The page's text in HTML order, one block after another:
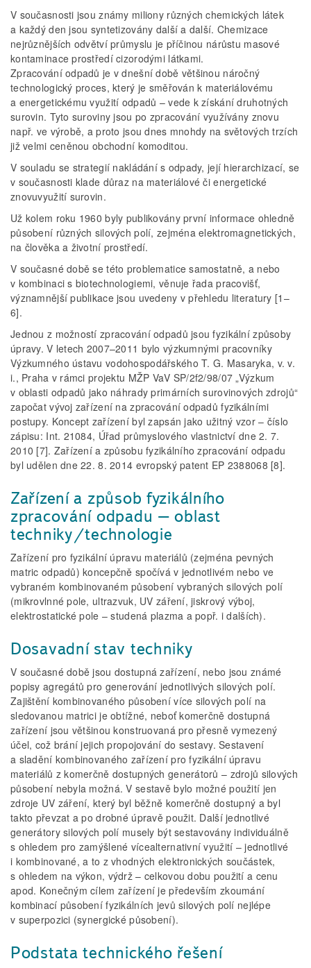
V současnosti jsou známy miliony různých chemických látek
a každý den jsou syntetizovány další a další. Chemizace
nejrůznějších odvětví průmyslu je příčinou nárůstu masové
kontaminace prostředí cizorodými látkami.
Zpracování odpadů je v dnešní době většinou náročný
technologický proces, který je směřován k materiálovému
a energetickému využití odpadů – vede k získání druhotných
surovin. Tyto suroviny jsou po zpracování využívány znovu
např. ve výrobě, a proto jsou dnes mnohdy na světových trzích
již velmi ceněnou obchodní komoditou.
V souladu se strategií nakládání s odpady, její hierarchizací, se
v současnosti klade důraz na materiálové či energetické
znovuvyužití surovin.
Už kolem roku 1960 byly publikovány první informace ohledně
působení různých silových polí, zejména elektromagnetických,
na člověka a životní prostředí.
V současné době se této problematice samostatně, a nebo
v kombinaci s biotechnologiemi, věnuje řada pracovišť,
významnější publikace jsou uvedeny v přehledu literatury [1–
6].
Jednou z možností zpracování odpadů jsou fyzikální způsoby
úpravy. V letech 2007–2011 bylo výzkumnými pracovníky
Výzkumného ústavu vodohospodářského T. G. Masaryka, v. v.
i., Praha v rámci projektu MŽP VaV SP/2f2/98/07 „Výzkum
v oblasti odpadů jako náhrady primárních surovinových zdrojů“
započat vývoj zařízení na zpracování odpadů fyzikálními
postupy. Koncept zařízení byl zapsán jako užitný vzor – číslo
zápisu: Int. 21084, Úřad průmyslového vlastnictví dne 2. 7.
2010 [7]. Zařízení a způsobu fyzikálního zpracování odpadu
byl udělen dne 22. 8. 2014 evropský patent EP 2388068 [8].
Zařízení a způsob fyzikálního
zpracování odpadu – oblast
techniky/technologie
Zařízení pro fyzikální úpravu materiálů (zejména pevných
matric odpa­dů) koncepčně spočívá v jednotlivém nebo ve
vybraném kombinovaném působení vybraných silových polí
(mikrovlnné pole, ultrazvuk, UV záření, jiskrový výboj,
elektrostatické pole – studená plazma a popř. i dalších).
Dosavadní stav techniky
V současné době jsou dostupná zařízení, nebo jsou známé
popisy agre­gátů pro generování jednotlivých silových polí.
Zajištění kombinovaného působení více silových polí na
sledovanou matrici je obtížné, neboť komerčně dostupná
zařízení jsou většinou konstruovaná pro přesně vy­mezený
účel, což brání jejich propojování do sestavy. Sestavení
a sladění kombinovaného zařízení pro fyzikální úpravu
materiálů z komerčně dostupných generátorů – zdrojů silových
působení nebyla možná. V sestavě bylo možné použití jen
zdroje UV záření, který byl běžně komerčně dostupný a byl
takto převzat a po drobné úpravě použit. Další jednotlivé
generátory silových polí musely být sestavovány individuálně
s ohledem pro zamýšlené více­alternativní využití – jednotlivé
i kombinované, a to z vhodných elektronických součástek,
s ohledem na výkon, výdrž – celkovou dobu použití a cenu
apod. Konečným cílem zařízení je především zkoumání
kombinací působení fyzikálních jevů silových polí nejlépe
v superpozici (synergické působení).
Podstata technického řešení